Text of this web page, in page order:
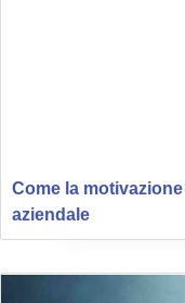
Come la
aziendale